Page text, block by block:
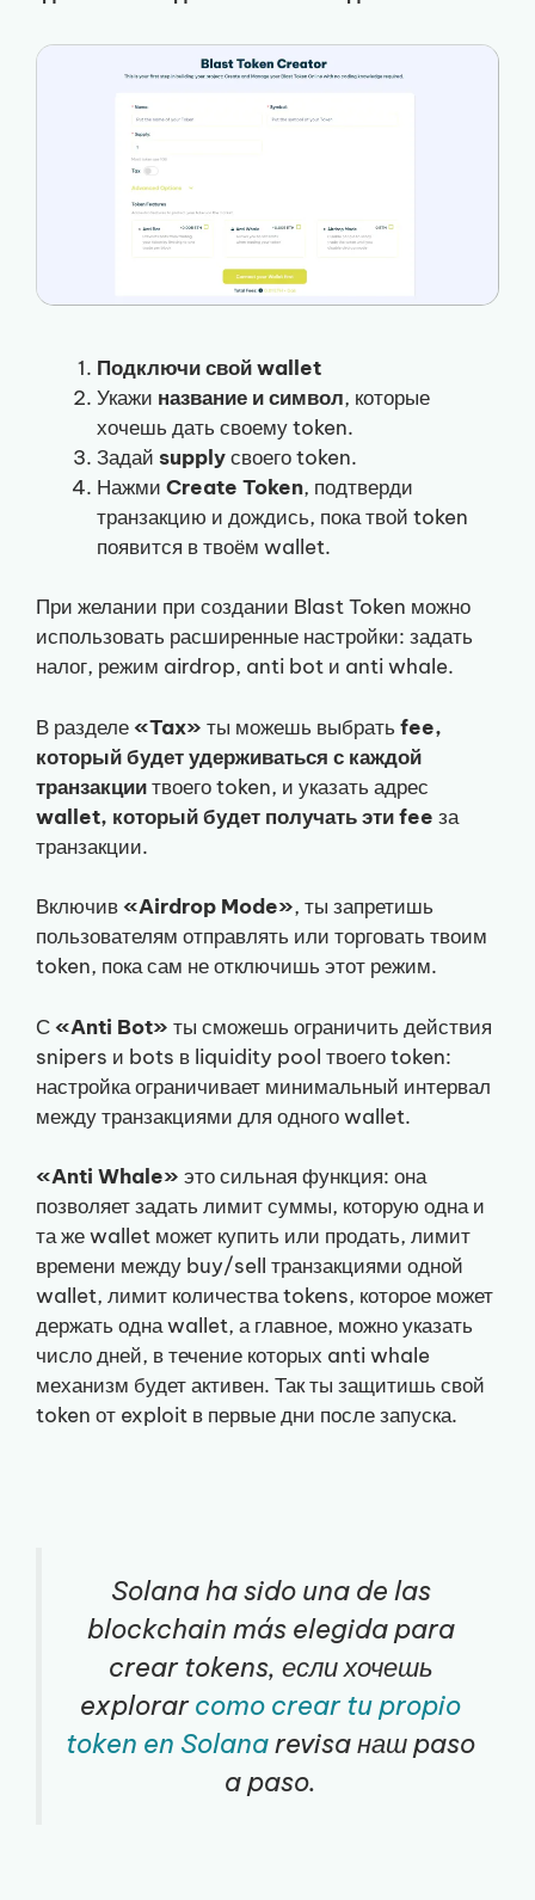
Подключи свой wallet
Укажи название и символ, которые
хочешь дать своему token.
Задай supplyсвоего token.
Нажми Create Token, подтверди
транзакцию и дождись, пока твой token
появится в твоём wallet.
При желании при создании Blast Token можно
использовать расширенные настройки: задать
налог, режим airdrop, anti bot и anti whale.
В разделе«Tax» ты можешь выбрать fee,
который будет удерживаться с каждой
транзакциитвоего token, и указать адрес
wallet, который будет получать эти fee за
транзакции.
Включив«Airdrop Mode», ты запретишь
пользователям отправлять или торговать твоим
token, пока сам не отключишь этот режим.
С«Anti Bot» ты сможешь ограничить действия
snipers и bots в liquidity pool твоего token:
настройка ограничивает минимальный интервал
между транзакциями для одного wallet.
«Anti Whale» это сильная функция: она
позволяет задать лимит суммы, которую одна и
та же wallet может купить или продать, лимит
времени между buy/sell транзакциями одной
wallet, лимит количества tokens, которое может
держать одна wallet, а главное, можно указать
число дней, в течение которых anti whale
механизм будет активен. Так ты защитишь свой
token от exploit в первые дни после запуска.
Solana ha sido una de las
blockchain más elegida para
crear tokens, если хочешь
explorarcomo crear tu propio
token en Solanarevisa наш paso
a paso.